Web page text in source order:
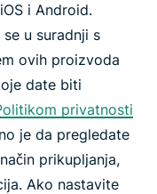
i Android.
u suradnji s
ovih proizvoda
date biti
privatnosti
je da pregledate
prikupljanja,
Ako nastavite